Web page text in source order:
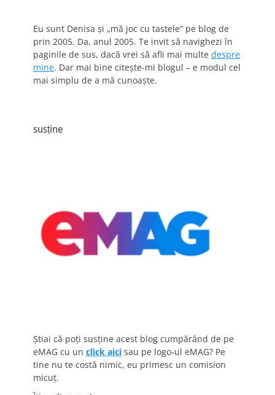
Eu sunt Denisa și „mă joc cu tastele” pe blog de
prin 2005. Da, anul 2005. Te invit să navighezi în
paginile de sus, dacă vrei să afli mai multe despre
mine. Dar mai bine citește-mi blogul – e modul cel
mai simplu de a mă cunoaște.
susține
Știai că poți susține acest blog cumpărând de pe
eMAG cu un click aici sau pe logo-ul eMAG? Pe
tine nu te costă nimic, eu primesc un comision
micuț.